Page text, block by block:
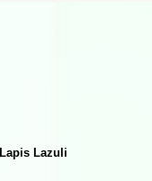
Lapis Lazuli